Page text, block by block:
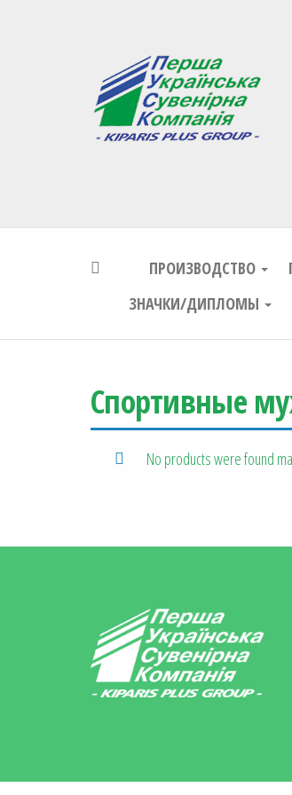
Первая Украинская
ПРОИЗВОДСТВО
ЗНАЧКИ/ДИПЛОМЫ
Спортивные
No products were found